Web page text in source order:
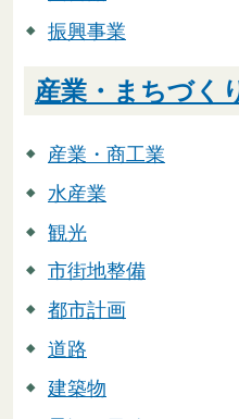
振興事業
産業・まちづく
産業・商工業
水産業
観光
市街地整備
都市計画
道路
建築物